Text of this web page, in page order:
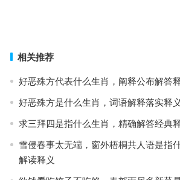
相关推荐
好恶殊方代表什么生肖，阐释公布解答
好恶殊方是什么生肖，词语解释落实释义
求三拜四是指什么生肖，精确解答经典
雪侵春事太无端，窗外梧桐共人语是指
解读释义